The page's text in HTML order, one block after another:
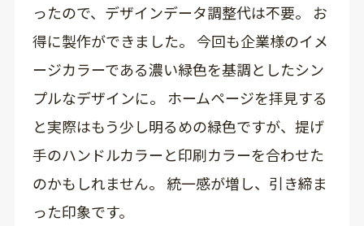
ったので、デザインデータ調整代は不要。 お
得に製作ができました。 今回も企業様のイメ
ージカラーである濃い緑色を基調としたシン
プルなデザインに。 ホームページを拝見する
と実際はもう少し明るめの緑色ですが、提げ
手のハンドルカラーと印刷カラーを合わせた
のかもしれません。 統一感が増し、引き締ま
った印象です。